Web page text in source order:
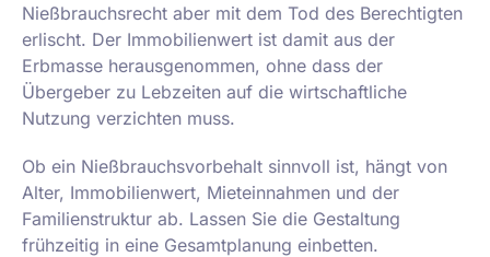
Nießbrauchsrecht aber mit dem Tod des Berechtigten
erlischt. Der Immobilienwert ist damit aus der
Erbmasse herausgenommen, ohne dass der
Übergeber zu Lebzeiten auf die wirtschaftliche
Nutzung verzichten muss.
Ob ein Nießbrauchsvorbehalt sinnvoll ist, hängt von
Alter, Immobilienwert, Mieteinnahmen und der
Familienstruktur ab. Lassen Sie die Gestaltung
frühzeitig in eine Gesamtplanung einbetten.